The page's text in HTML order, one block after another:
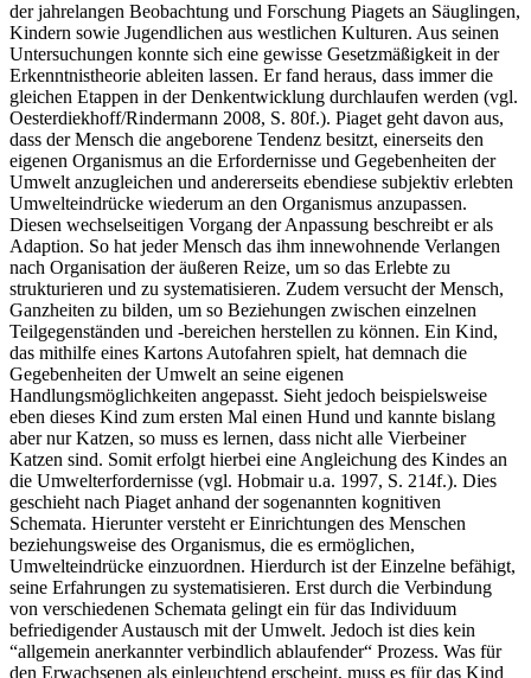
Die Erkenntnisse dieser Theorie zur Denkentwicklung entstammen
der jahrelangen Beobachtung und Forschung Piagets an Säuglingen,
Kindern sowie Jugendlichen aus westlichen Kulturen. Aus seinen
Untersuchungen konnte sich eine gewisse Gesetzmäßigkeit in der
Erkenntnistheorie ableiten lassen. Er fand heraus, dass immer die
gleichen Etappen in der Denkentwicklung durchlaufen werden (vgl.
Oesterdiekhoff/Rindermann 2008, S. 80f.). Piaget geht davon aus,
dass der Mensch die angeborene Tendenz besitzt, einerseits den
eigenen Organismus an die Erfordernisse und Gegebenheiten der
Umwelt anzugleichen und andererseits ebendiese subjektiv erlebten
Umwelteindrücke wiederum an den Organismus anzupassen.
Diesen wechselseitigen Vorgang der Anpassung beschreibt er als
Adaption. So hat jeder Mensch das ihm innewohnende Verlangen
nach Organisation der äußeren Reize, um so das Erlebte zu
strukturieren und zu systematisieren. Zudem versucht der Mensch,
Ganzheiten zu bilden, um so Beziehungen zwischen einzelnen
Teilgegenständen und -bereichen herstellen zu können. Ein Kind,
das mithilfe eines Kartons Autofahren spielt, hat demnach die
Gegebenheiten der Umwelt an seine eigenen
Handlungsmöglichkeiten angepasst. Sieht jedoch beispielsweise
eben dieses Kind zum ersten Mal einen Hund und kannte bislang
aber nur Katzen, so muss es lernen, dass nicht alle Vierbeiner
Katzen sind. Somit erfolgt hierbei eine Angleichung des Kindes an
die Umwelterfordernisse (vgl. Hobmair u.a. 1997, S. 214f.). Dies
geschieht nach Piaget anhand der sogenannten kognitiven
Schemata. Hierunter versteht er Einrichtungen des Menschen
beziehungsweise des Organismus, die es ermöglichen,
Umwelteindrücke einzuordnen. Hierdurch ist der Einzelne befähigt,
seine Erfahrungen zu systematisieren. Erst durch die Verbindung
von verschiedenen Schemata gelingt ein für das Individuum
befriedigender Austausch mit der Umwelt. Jedoch ist dies kein
“allgemein anerkannter verbindlich ablaufender“ Prozess. Was für